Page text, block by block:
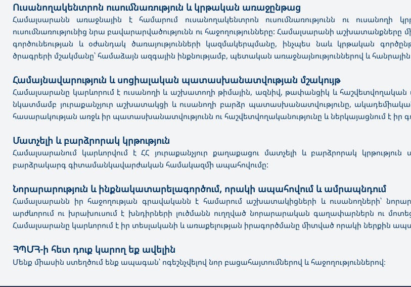
Ուսանողակենտրոն ուսումնառություն և կրթական առաջընթաց
Համալսարանն առաջնային է համարում ուսանողակենտրոն ուսումնառությունն ու ուսանողի
ուսումնառությունից նրա բավարարվածությունն ու հաջողությունները: Համալսարանի
գործունեության և օժանդակ ծառայությունների կազմակերպմանը, ինչպես նաև կրթական
ծրագրերի մշակմանը՝ համաձայն ազգային ինքնությամբ, պետական առաջնայնություններով և
Համայնավարություն և սոցիալական պատասխանատվության մշակույթ
Համալսարանը կարևորում է ուսանողի և աշխատողի թիմային, ազնիվ, թափանցիկ և
նկատմամբ յուրաքանչյուր աշխատակցի և ուսանողի բարձր պատասխանատվությունը, ակադեմիական
հասարակության առջև իր պատասխանատվությունն ու հաշվետվողականությունը և ներկայացնում է իր
Մատչելի և բարձրորակ կրթություն
Համալսարանում կարևորվում է ՀՀ յուրաքանչյուր քաղաքացու մատչելի և բարձրորակ
բարձրակարգ գիտամանկավարժական համակազմի ապահովումը:
Նորարարություն և ինքնակատարելագործում, որակի ապահովում և ամրապնդում
Համալսարանն իր հաջողության գրավականն է համարում աշխատակիցների և ուսանողների՝
արժևորում ու խրախուսում է խնդիրների լուծմանն ուղղված նորարարական գաղափարներն ու
Համալսարանը կարևորում է իր տեսլականի և առաքելության իրագործմանը միտված որակի ներքին
ՀՊՄՀ-ի հետ դուք կարող եք ավելին
Մենք միասին ստեղծում ենք ապագան՝ ոգեշնչվելով նոր բացահայտումներով և հաջողություններով։